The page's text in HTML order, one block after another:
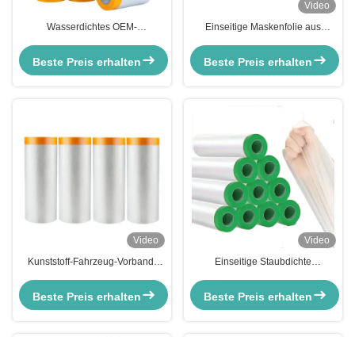
Wasserdichtes OEM-
Bemalungsabdeckung
Beste Preis erhalten
Video
Einseitige Maskenfolie aus
Beste Preis erhalten
Video
Kunststoff-Fahrzeug-Vorband-
Masken für die Pflege von Autos
Beste Preis erhalten
Video
Einseitige Staubdichte
Beste Preis erhalten